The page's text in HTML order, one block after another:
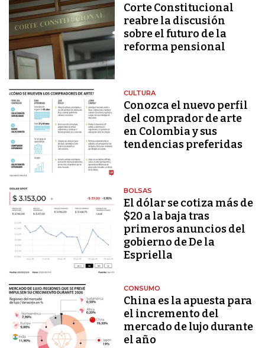
Corte Constitucional
reabre la discusión
sobre el futuro de la
reforma pensional
CULTURA
Conozca el nuevo perfil
del comprador de arte
en Colombia y sus
tendencias preferidas
BOLSAS
El dólar se cotiza más de
$20 a la baja tras
primeros anuncios del
gobierno de De la
Espriella
CONSUMO
China es la apuesta para
el incremento del
mercado de lujo durante
el año